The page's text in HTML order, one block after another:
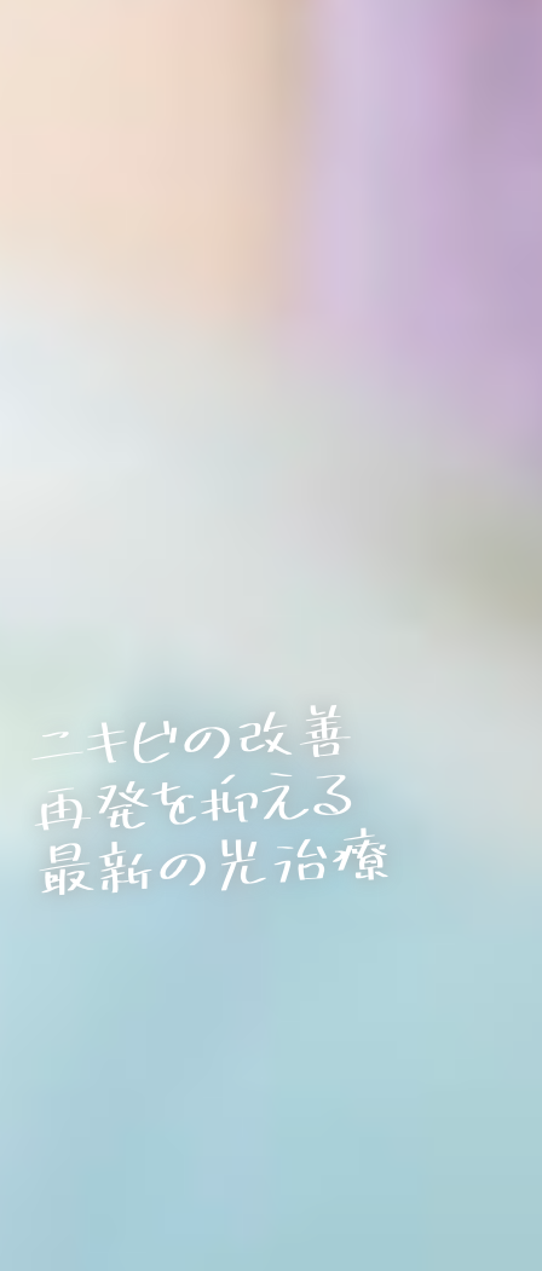
ニキ
ビ
の
改
善
再
発を
抑
える
最
新
の
光
治
療